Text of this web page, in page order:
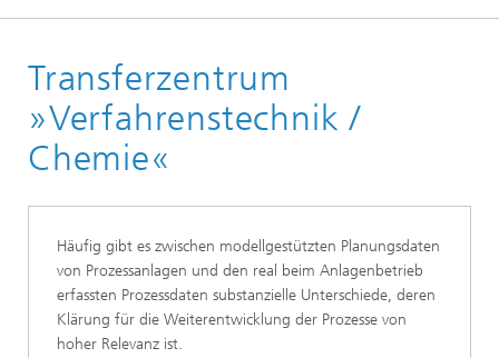
Transferzentren
Transferzentrum
»Verfahrenstechnik /
Chemie«
Häufig gibt es zwischen modellgestützten Planungsdaten
von Prozessanlagen und den real beim Anlagenbetrieb
erfassten Prozessdaten substanzielle Unterschiede, deren
Klärung für die Weiterentwicklung der Prozesse von
hoher Relevanz ist.